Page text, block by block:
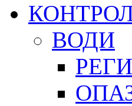
ВОДИ